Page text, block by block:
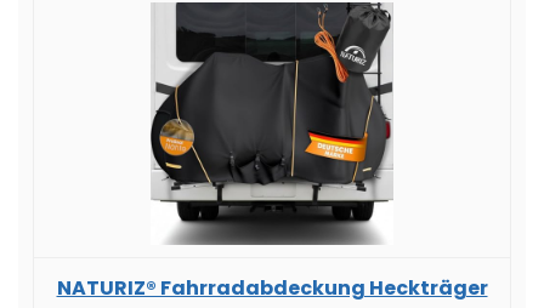
NATURIZ® Fahrradabdeckung Heckträger